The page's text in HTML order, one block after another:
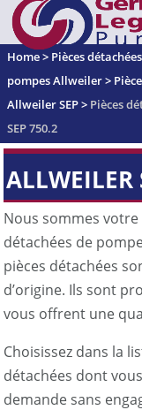
Home> Pièces détachées
pompes Allweiler>
Allweiler SEP> Pièces
SEP 750.2
ALLWEILER
Nous sommes
détachées de
pièces détachées
d’origine. Ils sont
vous offrent une
Choisissez dans la
détachées dont
demande sans